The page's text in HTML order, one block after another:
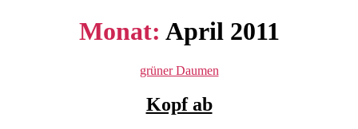
Monat: April 2011
Kategorien
grüner Daumen
Kopf ab